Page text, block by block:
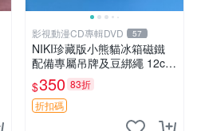
影視動漫CD專輯DVD 57
NIKI珍藏版小熊貓冰箱磁鐵
配備專屬吊牌及豆綁繩 12cm
廢品嚴選 好評推薦 小熊貓冰
箱貼 磁鐵掛件 冰箱飾品
$350 83折
折扣碼